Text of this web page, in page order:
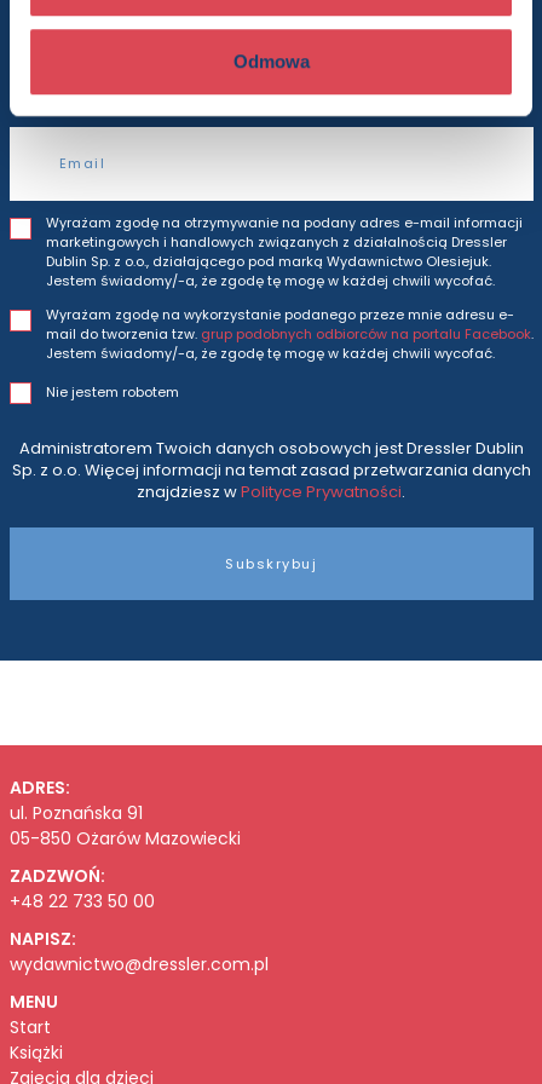
Odmowa
Będziesz otrzymywać wszytkie nasze nowości
prosto do Twojej skrzynki odbiorczej.
Wyrażam zgodę na otrzymywanie na podany adres e-mail informacji
marketingowych i handlowych związanych z działalnością Dressler
Dublin Sp. z o.o., działającego pod marką Wydawnictwo Olesiejuk.
Jestem świadomy/-a, że zgodę tę mogę w każdej chwili wycofać.
Wyrażam zgodę na wykorzystanie podanego przeze mnie adresu e-
mail do tworzenia tzw. grup podobnych odbiorców na portalu Facebook.
Jestem świadomy/-a, że zgodę tę mogę w każdej chwili wycofać.
Nie jestem robotem
Administratorem Twoich danych osobowych jest Dressler Dublin
Sp. z o.o. Więcej informacji na temat zasad przetwarzania danych
znajdziesz wPolityce Prywatności.
Subskrybuj
ADRES:
ul. Poznańska 91
05-850 Ożarów Mazowiecki
ZADZWOŃ:
+48 22 733 50 00
NAPISZ:
wydawnictwo@dressler.com.pl
MENU
Start
Książki
Zajęcia dla dzieci